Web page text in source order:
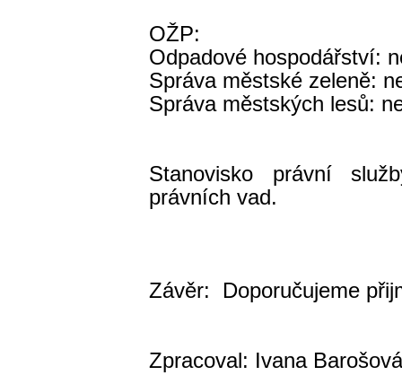
OŽP:
Odpadové hospodářství:
Správa městské zeleně:
Správa městských lesů:
Stanovisko právní
právních vad.
Závěr: Doporučujeme
Zpracoval: Ivana Barošová